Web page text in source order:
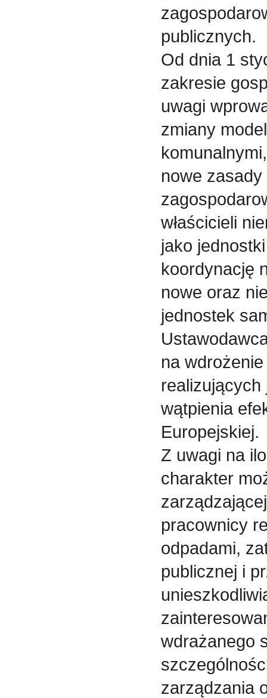
publicznych.
Od dnia 1
zakresie
uwagi
zmiany
nowe
właścicieli
jako
koordynację
nowe oraz
jednostek
na
wątpienia
Europejskiej.
Z uwagi na
charakter
pracownicy
odpadami,
publicznej i
wdrażanego
zarządzania